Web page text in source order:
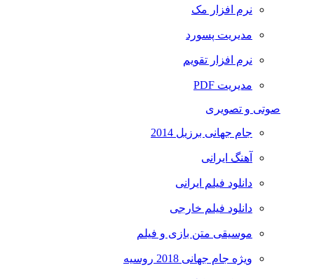
نرم افزار مک
مدیریت پسورد
نرم افزار تقویم
مدیریت PDF
صوتی و تصویری
جام جهانی برزیل 2014
آهنگ ایرانی
دانلود فیلم ایرانی
دانلود فیلم خارجی
موسیقی متن بازی و فیلم
ویژه جام جهانی 2018 روسیه